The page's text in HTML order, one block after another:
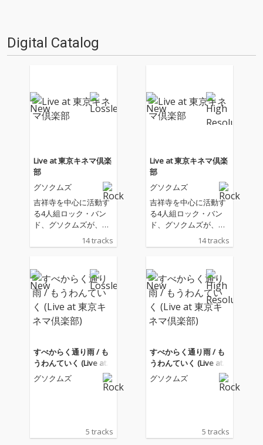
Digital Catalog
Live at 東京キネマ倶楽
部
グソクムズ
吉祥寺を中心に活動す
る4人組ロック・バン
ド、グソクムズが、今
年1月より全国7都市を
巡った全国ワンマン・
UR 2026〉のファイナ
ル・東京キネマ倶楽部
公演のライヴ音源をコ
ンパイルしたアルバム
『Live at 東京キネマ倶
楽部』を配信リリー
14 tracks
Live at 東京キネマ倶楽
部
グソクムズ
吉祥寺を中心に活動す
る4人組ロック・バン
ド、グソクムズが、今
年1月より全国7都市を
巡った全国ワンマン・
UR 2026〉のファイナ
ル・東京キネマ倶楽部
公演のライヴ音源をコ
ンパイルしたアルバム
『Live at 東京キネマ倶
楽部』を配信リリー
14 tracks
すべからく通り雨 / も
うわんていく (Live at
東京キネマ倶楽部)
グソクムズ
5 tracks
すべからく通り雨 / も
うわんていく (Live at
東京キネマ倶楽部)
グソクムズ
5 tracks